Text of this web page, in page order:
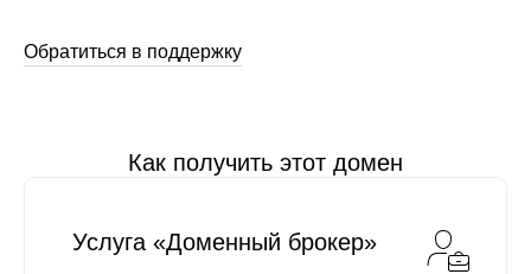
Обратиться в поддержку
Как получить этот домен
Услуга «Доменный брокер»